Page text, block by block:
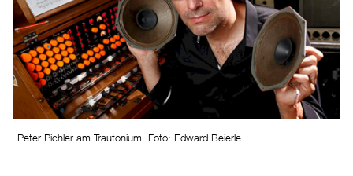
Peter Pichler am Trautonium. Foto: Edward Beierle